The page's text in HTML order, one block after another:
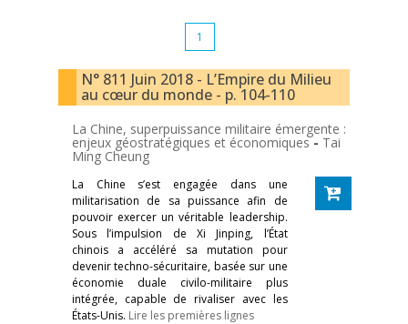
1
N° 811 Juin 2018 - L’Empire du Milieu
au cœur du monde - p. 104-110
La Chine, superpuissance militaire émergente :
enjeux géostratégiques et économiques- Tai
Ming Cheung
La Chine s’est engagée dans une
militarisation de sa puissance afin de
pouvoir exercer un véritable leadership.
Sous l’impulsion de Xi Jinping, l’État
chinois a accéléré sa mutation pour
devenir techno-sécuritaire, basée sur une
économie duale civilo-militaire plus
intégrée, capable de rivaliser avec les
États-Unis. Lire les premières lignes